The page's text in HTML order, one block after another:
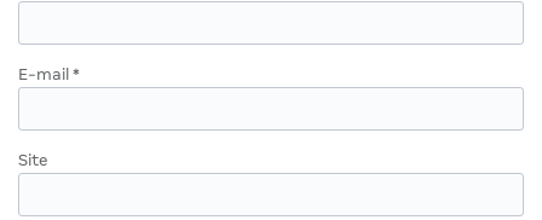
E-mail *
Site